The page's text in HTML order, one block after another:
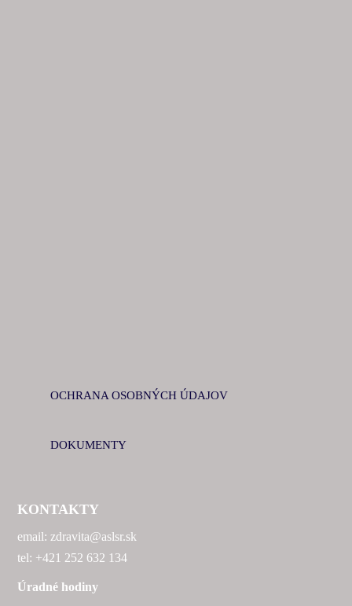
OCHRANA OSOBNÝCH ÚDAJOV
DOKUMENTY
KONTAKTY
email: zdravita@aslsr.sk
tel: +421 252 632 134
Úradné hodiny